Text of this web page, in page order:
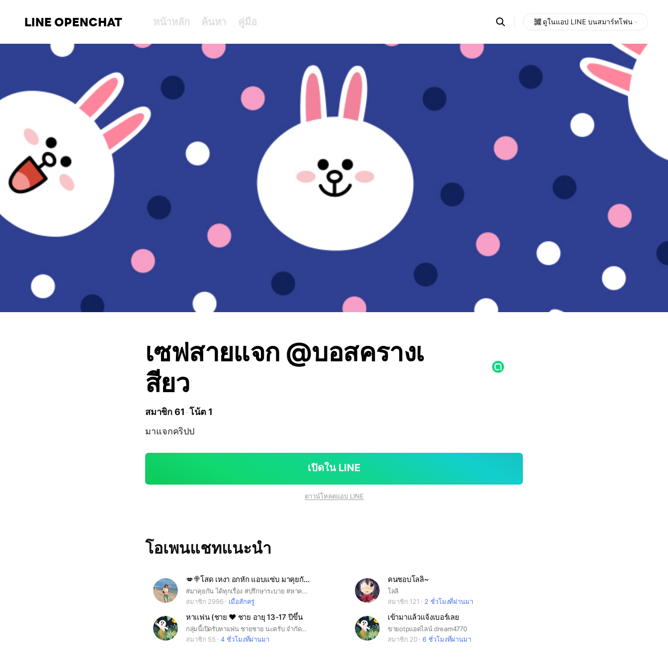
LINE OPENCHAT หน้าหลัก ค้นหา คู่มือ Search
OpenChats
messages
search
ดูในแอป LINE บนสมาร์ทโฟน
เซฟสายแจก @บอสครางเ
สียว
สมาชิก 61 โน้ต 1
มาแจกคริปป
เปิดใน LINE
ดาวน์โหลดแอป LINE
โอเพนแชทแนะนำ
💋🍭โสด เหงา อกหัก แอบแซ่บ มาคุยกัน เเลกไลน์ได้(ตามกฏ)💋🍭🦪
#มาคุยกัน ได้ทุกเรื่อง #ปรึกษาระบาย #หาความรัก #หาสังคม #หามิตรภาพ #รับทุกเพศ ทุกอาชีพ คุยเฮฮาสนุก พี่น้อง #ขอรับอายุ 16 ขึ้นไปนะคะ #ใช้คำสุภาพ ใช้รูปเหมาะสม (รูปจริงของตัวเอง) #รัก#โสด#เหงา#เเอบเเซ่บ#เเอบรัก#เเอบหวัง#เศร้า#เหงา#หาเพื่อน#หาคู่#คนมีคู่#คนเเอบรัก#คนเเอบชอบ#❤️#💋#🦪#🌈#🍭#🎀
สมาชิก 2996
เมื่อสักครู่
คนชอบโลลิ~
โลลิ
สมาชิก 121
2 ชั่วโมงที่ผ่านมา
หาเเฟน (ชาย ❤️ ชาย อายุ 13-17 ปีขึ้น
กลุ่มนี้เปิดรับหาเเฟน ชายชาย นะครับ จำกัดอายุ 13-17 ปีขึ้นไป # ชายรักชาย
สมาชิก 55
4 ชั่วโมงที่ผ่านมา
เข้ามาแล้วแจ้งเบอร์เลย
ขายotpแอดไลน์ dream4770
สมาชิก 20
6 ชั่วโมงที่ผ่านมา